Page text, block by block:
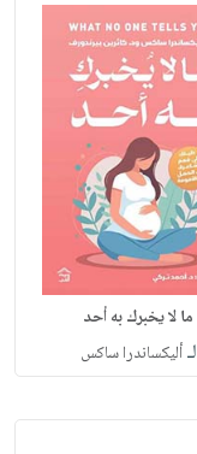
ما لا يخبرك به أحد
لـأليكساندرا ساكس